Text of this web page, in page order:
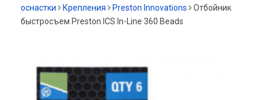
оснастки
Крепления Preston Innovations
Отбойник
быстросъем Preston ICS In-Line 360 Beads